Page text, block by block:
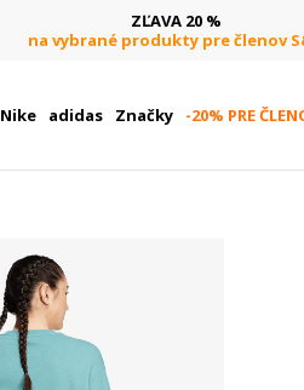
ZĽAVA 20 %
na vybrané produkty pre členov
Nike adidas Značky -20% PRE